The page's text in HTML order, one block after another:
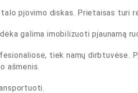
pjovimo diskas. Prietaisas turi
galima imobilizuoti pjaunamą
tiek namų dirbtuvėse.
ašmenis.